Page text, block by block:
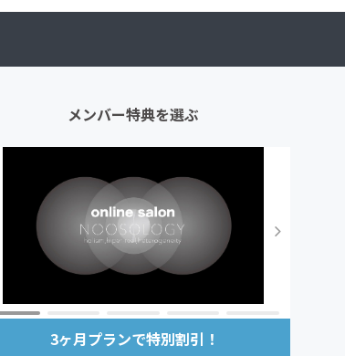
メンバー特典を選ぶ
3ヶ月プランで特別割引！